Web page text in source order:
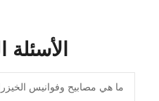
الأسئلة
ما هي مصابيح وفوانيس